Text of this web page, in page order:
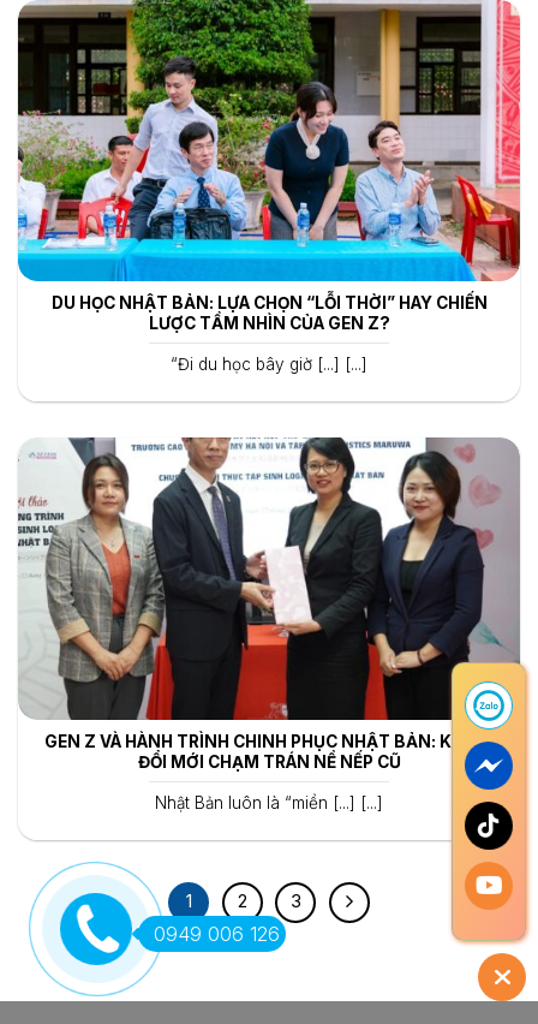
DU HỌC NHẬT BẢN: LỰA CHỌN “LỖI THỜI” HAY CHIẾN
LƯỢC TẦM NHÌN CỦA GEN Z?
“Đi du học bây giờ [...] [...]
GEN Z VÀ HÀNH TRÌNH CHINH PHỤC NHẬT BẢN: KHI SỰ
ĐỔI MỚI CHẠM TRÁN NỀ NẾP CŨ
Nhật Bản luôn là “miền [...] [...]
1 2 3
0949 006 126